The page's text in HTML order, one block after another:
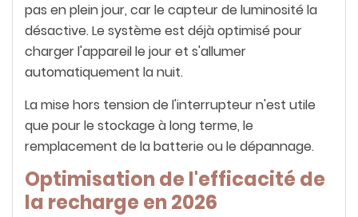
pas en plein jour, car le capteur de luminosité la
désactive. Le système est déjà optimisé pour
charger l'appareil le jour et s'allumer
automatiquement la nuit.
La mise hors tension de l'interrupteur n'est utile
que pour le stockage à long terme, le
remplacement de la batterie ou le dépannage.
Optimisation de l'efficacité de
la recharge en 2026